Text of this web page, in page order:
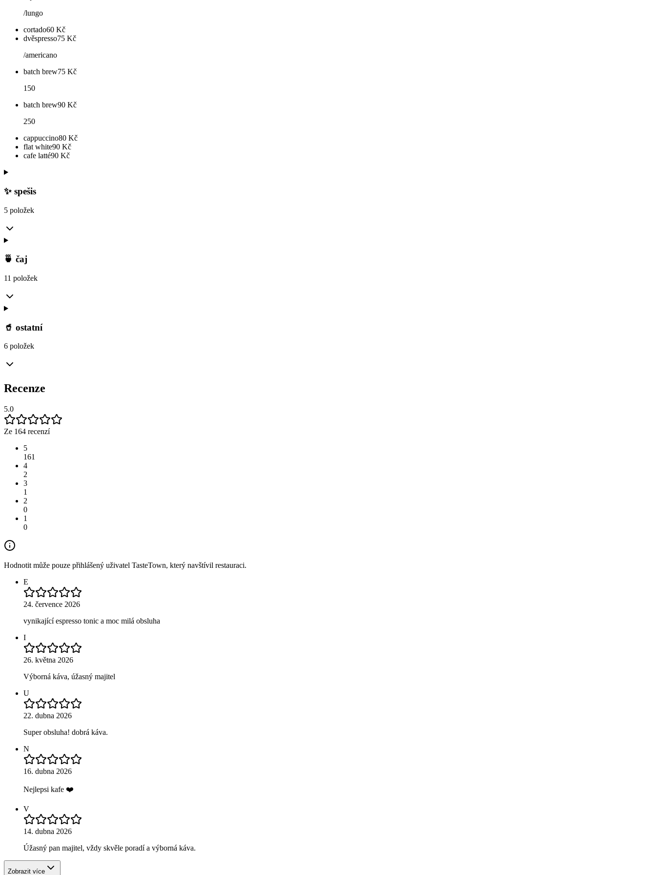
/lungo
cortado60 Kč
dvěspresso75 Kč
/americano
batch brew75 Kč
150
batch brew90 Kč
250
cappuccino80 Kč
flat white90 Kč
cafe latté90 Kč
✨ spešis
5 položek
🍵 čaj
11 položek
🥤 ostatní
6 položek
Recenze
5.0
Ze 164 recenzí
5
161
4
2
3
1
2
0
1
0
Hodnotit může pouze přihlášený uživatel TasteTown, který navštívil restauraci.
E
24. července 2026
vynikající espresso tonic a moc milá obsluha
I
26. května 2026
Výborná káva, úžasný majitel
U
22. dubna 2026
Super obsluha! dobrá káva.
N
16. dubna 2026
Nejlepsi kafe ❤️
V
14. dubna 2026
Úžasný pan majitel, vždy skvěle poradí a výborná káva.
Zobrazit více